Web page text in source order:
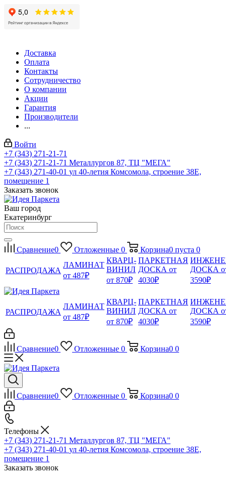
Доставка
Оплата
Контакты
Сотрудничество
О компании
Акции
Гарантия
Производители
...
Войти
+7 (343) 271-21-71
+7 (343) 271-21-71 Металлургов 87, ТЦ "МЕГА"
+7 (343) 271-40-01 ул 40-летия Комсомола, строение 38Е,
помещение 1
Заказать звонок
Ваш город
Екатеринбург
Сравнение0 Отложенные 0 Корзина0 пуста 0
РАСПРОДАЖА
ЛАМИНАТ
от 487₽
КВАРЦ-
ВИНИЛ
от 870₽
ПАРКЕТНАЯ
ДОСКА от
4030₽
ДОСКА
3590₽
РАСПРОДАЖА
ЛАМИНАТ
от 487₽
КВАРЦ-
ВИНИЛ
от 870₽
ПАРКЕТНАЯ
ДОСКА от
4030₽
ДОСКА
3590₽
Сравнение0 Отложенные 0 Корзина0 0
Сравнение0 Отложенные 0 Корзина0 0
Телефоны
+7 (343) 271-21-71 Металлургов 87, ТЦ "МЕГА"
+7 (343) 271-40-01 ул 40-летия Комсомола, строение 38Е,
помещение 1
Заказать звонок